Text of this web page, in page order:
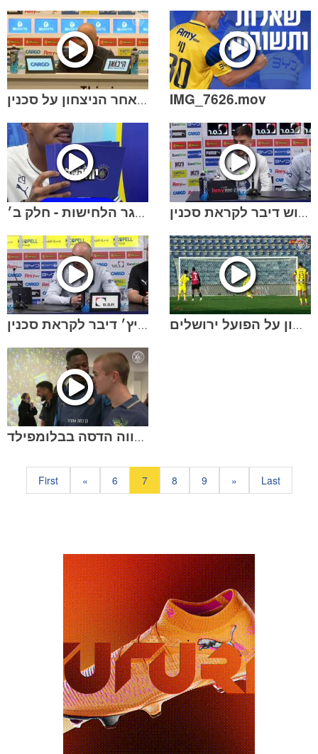
מחזור 18 | לאזטיץ׳ לאחר הניצחון על סכנין IMG_7626.mov
אתגר הלחישות - חלק ב׳ מחזור 18 | בן הרוש דיבר לקראת סכנין
מחזור 18 | לאזטיץ׳ דיבר לקראת סכנין מחזור 17 | תקציר הניצחון על הפועל ירושלים
ביקור פנימיית נווה הדסה בבלומפילד
First « 6 7 8 9 » Last